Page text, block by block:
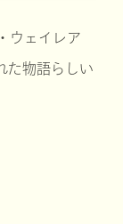
ウェイレア
た物語らしい